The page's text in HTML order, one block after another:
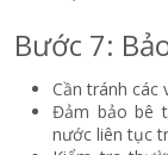
Bước 7:
Cần tránh các
Đảm bảo bê
nước liên tục